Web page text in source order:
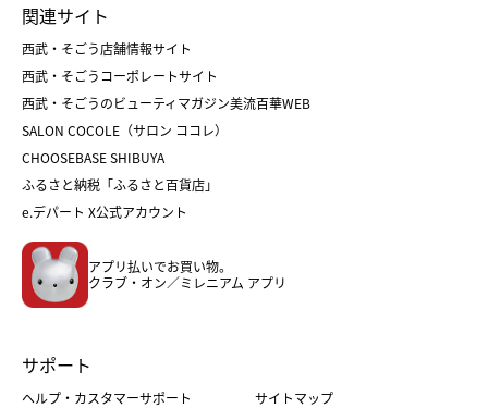
父の日
クリスマスケーキ
ホワイトデー
菓子折り
和菓子
人気のギフト
バレンタイン
ホワイトデー
おせち
フード
ホーム・キッチン＆アート
関連サイト
西武・そごう店舗情報サイト
西武・そごうコーポレートサイト
西武・そごうのビューティマガジン美流百華WEB
SALON COCOLE（サロン ココレ）
CHOOSEBASE SHIBUYA
ふるさと納税「ふるさと百貨店」
e.デパート X公式アカウント
アプリ払いでお買い物。
クラブ・オン／ミレニアム アプリ
サポート
ヘルプ・カスタマーサポート サイトマップ